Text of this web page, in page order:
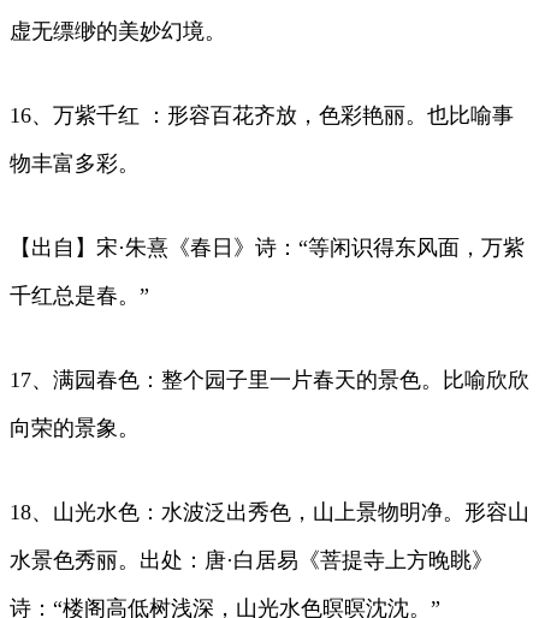
虚无缥缈的美妙幻境。
16、万紫千红 ：形容百花齐放，色彩艳丽。也比喻事
物丰富多彩。
【出自】宋·朱熹《春日》诗：“等闲识得东风面，万紫
千红总是春。”
17、满园春色：整个园子里一片春天的景色。比喻欣欣
向荣的景象。
18、山光水色：水波泛出秀色，山上景物明净。形容山
水景色秀丽。出处：唐·白居易《菩提寺上方晚眺》
诗：“楼阁高低树浅深，山光水色暝暝沈沈。”